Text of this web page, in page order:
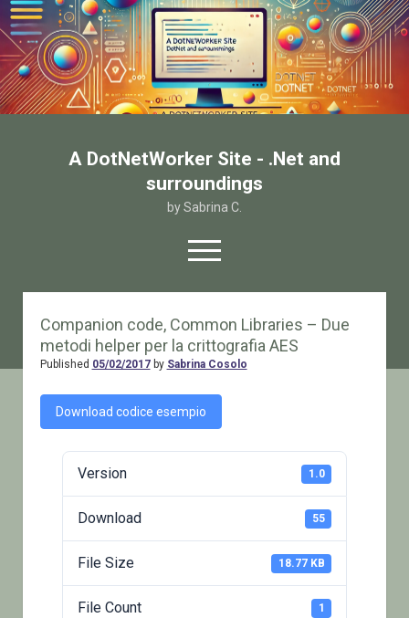
A DotNetWorker Site - .Net and
surroundings
by Sabrina C.
open
menu
twitterfacebook
email-form
Home
Contatto
Companion code, Common Libraries – Due
metodi helper per la crittografia AES
Published 05/02/2017by Sabrina Cosolo
Download codice esempio
Version 1.0
Download 55
File Size 18.77 KB
File Count 1